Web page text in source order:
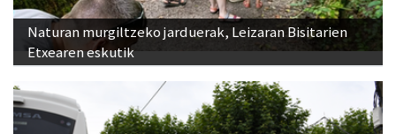
Naturan murgiltzeko jarduerak, Leizaran Bisitarien
Etxearen eskutik